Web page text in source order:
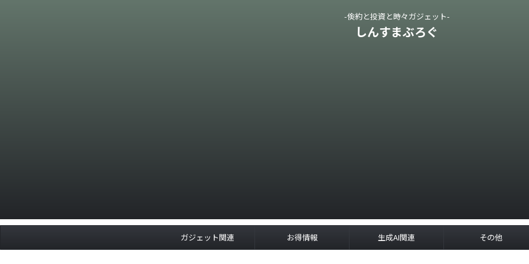
-倹約と投資と時々ガジェット-
しんすまぶろぐ
ガジェット関連 お得情報 生成AI関連 その他